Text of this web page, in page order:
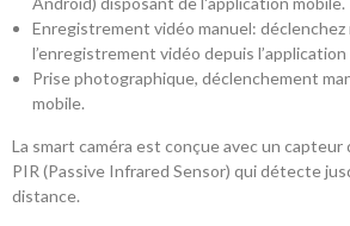
Enregistrement vidéo manuel: déclenchez
l’enregistrement vidéo depuis l’application
Prise photographique, déclenchement
mobile.
La smart caméra est conçue avec un capteur
PIR (Passive Infrared Sensor) qui détecte
distance.